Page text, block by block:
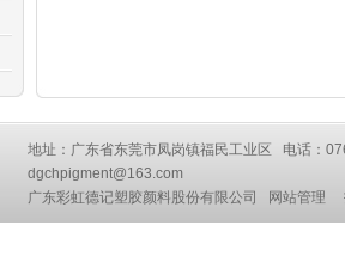
地址：广东省东莞市凤岗镇福民工业区 电话：
dgchpigment@163.com
广东彩虹德记塑胶颜料股份有限公司
网站管理